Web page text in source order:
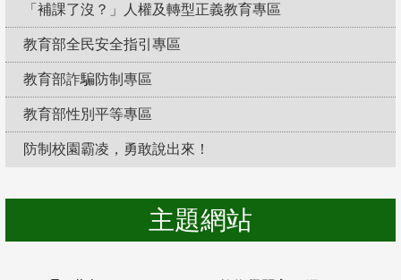
「補課了沒？」人權及轉型正義教育專區
教育部全民安全指引專區
教育部詐騙防制專區
教育部性別平等專區
防制校園霸凌，勇敢說出來！
主題網站